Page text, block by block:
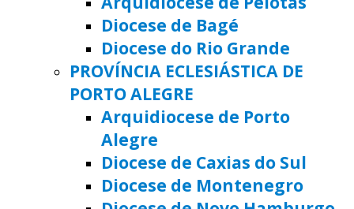
Diocese de Bagé
Diocese do Rio Grande
PROVÍNCIA ECLESIÁSTICA DE
PORTO ALEGRE
Arquidiocese de Porto
Alegre
Diocese de Caxias do Sul
Diocese de Montenegro